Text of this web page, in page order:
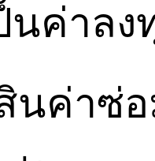
นค่าล
นค่าซ่